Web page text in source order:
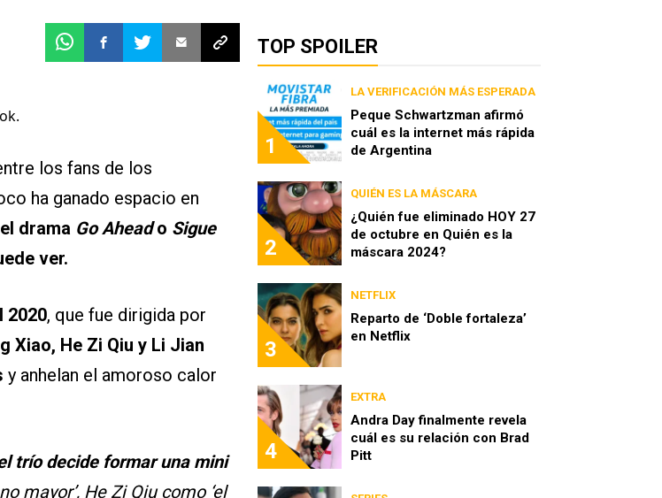
los fans de los
ha ganado espacio en
drama Go Aheado Sigue
ver.
2020, que fue dirigida por
Xiao, He Zi Qiu y Li Jian
y anhelan el amoroso calor
trío decide formar una mini
mayor’, He Zi Qiu como ‘el
TOP SPOILER
1
LA VERIFICACIÓN MÁS ESPERADA
Peque Schwartzman afirmó
cuál es la internet más rápida
de Argentina
2
QUIÉN ES LA MÁSCARA
¿Quién fue eliminado HOY 27
de octubre en Quién es la
máscara 2024?
3
NETFLIX
Reparto de ‘Doble fortaleza’
en Netflix
4
EXTRA
Andra Day finalmente revela
cuál es su relación con Brad
Pitt